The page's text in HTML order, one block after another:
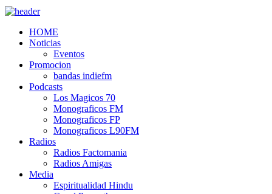
HOME
Noticias
Eventos
Promocion
bandas indiefm
Podcasts
Los Magicos 70
Monograficos FM
Monograficos FP
Monograficos L90FM
Radios
Radios Factomania
Radios Amigas
Media
Espiritualidad Hindu